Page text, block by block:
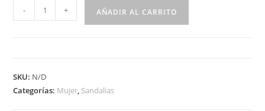
Sandalia
de
modelo
12776
- + AÑADIR AL CARRITO
SKU: N/D
Categorías: Mujer, Sandalias